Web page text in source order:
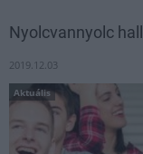
Nyolcvannyolc
2019.12.03
Aktuális